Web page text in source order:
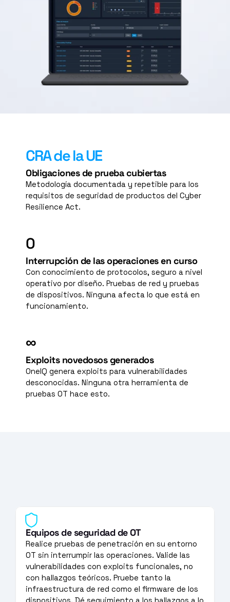
CRA de la UE
Obligaciones de prueba cubiertas
Metodología documentada y repetible para los
requisitos de seguridad de productos del Cyber
Resilience Act.
0
Interrupción de las operaciones en curso
Con conocimiento de protocolos, seguro a nivel
operativo por diseño. Pruebas de red y pruebas
de dispositivos. Ninguna afecta lo que está en
funcionamiento.
∞
Exploits novedosos generados
OneIQ genera exploits para vulnerabilidades
desconocidas. Ninguna otra herramienta de
pruebas OT hace esto.
Equipos de seguridad de OT
Realice pruebas de penetración en su entorno
OT sin interrumpir las operaciones. Valide las
vulnerabilidades con exploits funcionales, no
con hallazgos teóricos. Pruebe tanto la
infraestructura de red como el firmware de los